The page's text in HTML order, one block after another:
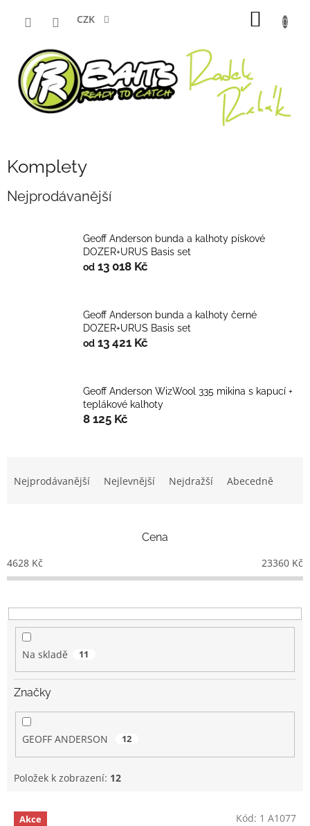
CZK
Komplety
Nejprodávanější
Geoff Anderson bunda a kalhoty pískové
DOZER+URUS Basis set
od 13 018 Kč
Geoff Anderson bunda a kalhoty černé
DOZER+URUS Basis set
od 13 421 Kč
Geoff Anderson WizWool 335 mikina s kapucí +
teplákové kalhoty
8 125 Kč
p
r
o
u
Nejprodávanější Nejlevnější Nejdražší Abecedně
Cena
4628 Kč 23360 Kč
Na skladě 11
Značky
GEOFF ANDERSON 12
Položek k zobrazení: 12
V Akce Kód: 1 A1077